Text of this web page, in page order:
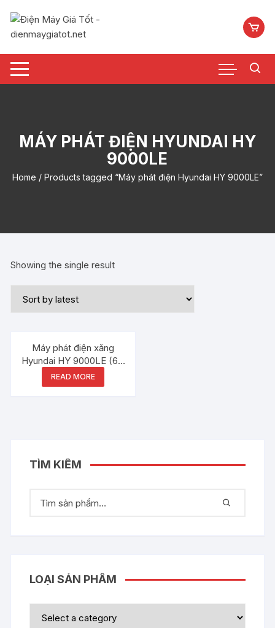
nội
MÁY PHÁT ĐIỆN HYUNDAI HY
9000LE
Home / Products tagged “Máy phát điện Hyundai HY 9000LE”
Showing the single result
Máy phát điện xăng
Hyundai HY 9000LE (6.0
– 6.5kW)
READ MORE
TÌM KIẾM
LOẠI SẢN PHẨM